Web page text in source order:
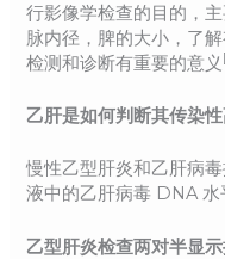
行影像学检查的目的，
脉内径，脾的大小，了
检测和诊断有重要的意义
乙肝是如何判断其传染
慢性乙型肝炎和乙肝病
液中的乙肝病毒 DNA 水
乙型肝炎检查两对半显